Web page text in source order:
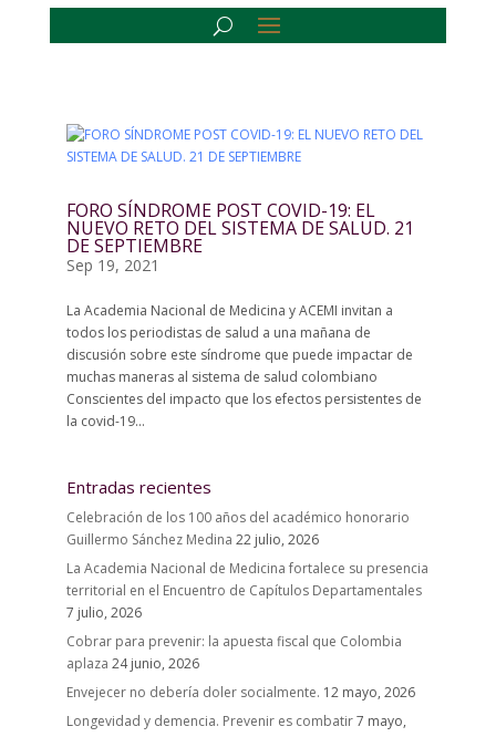
FORO SÍNDROME POST COVID-19: EL
NUEVO RETO DEL SISTEMA DE SALUD. 21
DE SEPTIEMBRE
Sep 19, 2021
La Academia Nacional de Medicina y ACEMI invitan a
todos los periodistas de salud a una mañana de
discusión sobre este síndrome que puede impactar de
muchas maneras al sistema de salud colombiano
Conscientes del impacto que los efectos persistentes de
la covid-19...
Entradas recientes
Celebración de los 100 años del académico honorario
Guillermo Sánchez Medina 22 julio, 2026
La Academia Nacional de Medicina fortalece su presencia
territorial en el Encuentro de Capítulos Departamentales
7 julio, 2026
Cobrar para prevenir: la apuesta fiscal que Colombia
aplaza 24 junio, 2026
Envejecer no debería doler socialmente. 12 mayo, 2026
Longevidad y demencia. Prevenir es combatir7 mayo,